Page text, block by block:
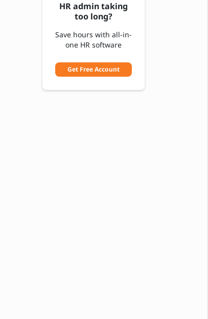
HR admin taking
too long?
Save hours with all-in-
one HR software
Get Free Account